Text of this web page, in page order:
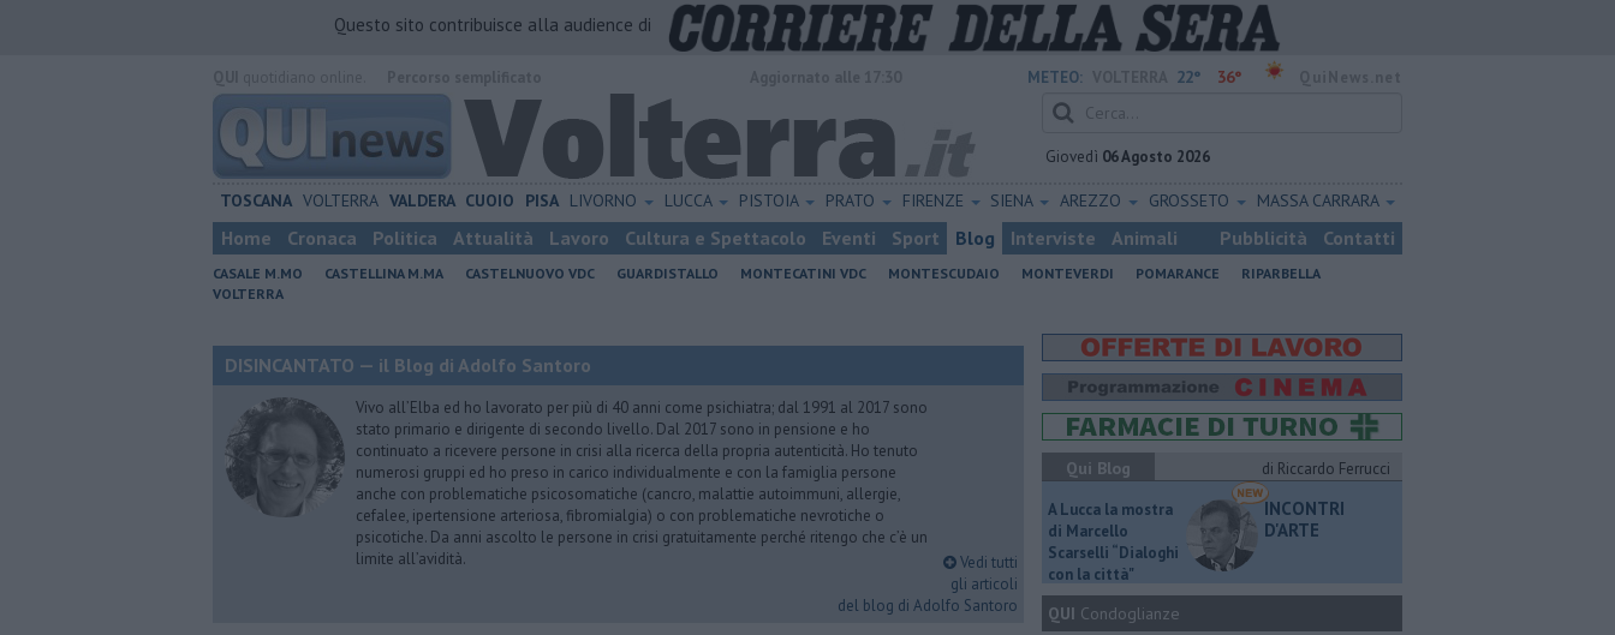
Questo sito contribuisce alla audience di
METEO: 22° 36°
Giovedì 06 Agosto 2026
TOSCANA VOLTERRA VALDERA CUOIO PISA LIVORNO LUCCA PISTOIA PRATO FIRENZE SIENA AREZZO GROSSETO MASSA CARRARA
Home Cronaca Politica Attualità Lavoro Cultura e Spettacolo Eventi Sport Blog Interviste Animali Pubblicità Contatti
CASALE M.MO CASTELLINA M.MA CASTELNUOVO VDC GUARDISTALLO MONTECATINI VDC MONTESCUDAIO MONTEVERDI POMARANCE
RIPARBELLA
VOLTERRA
DISINCANTATO — il Blog di Adolfo Santoro
Vivo all’Elba ed ho lavorato per più di 40 anni come psichiatra; dal 1991 al 2017 sono
stato primario e dirigente di secondo livello. Dal 2017 sono in pensione e ho
continuato a ricevere persone in crisi alla ricerca della propria autenticità. Ho tenuto
numerosi gruppi ed ho preso in carico individualmente e con la famiglia persone
anche con problematiche psicosomatiche (cancro, malattie autoimmuni, allergie,
cefalee, ipertensione arteriosa, fibromialgia) o con problematiche nevrotiche o
psicotiche. Da anni ascolto le persone in crisi gratuitamente perché ritengo che c’è un
limite all’avidità.
Vedi tutti
gli articoli
del blog di Adolfo Santoro
Qui Blog
di Riccardo Ferrucci
A Lucca la mostra
di Marcello
Scarselli “Dialoghi
con la città"
INCONTRI
D'ARTE
QUI Condoglianze